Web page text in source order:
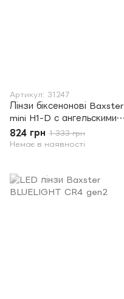
Артикул: 31247
Лінзи біксенонові Baxster
mini H1-D с ангельскими
глазками
824 грн 1 333 грн
Немає в наявності